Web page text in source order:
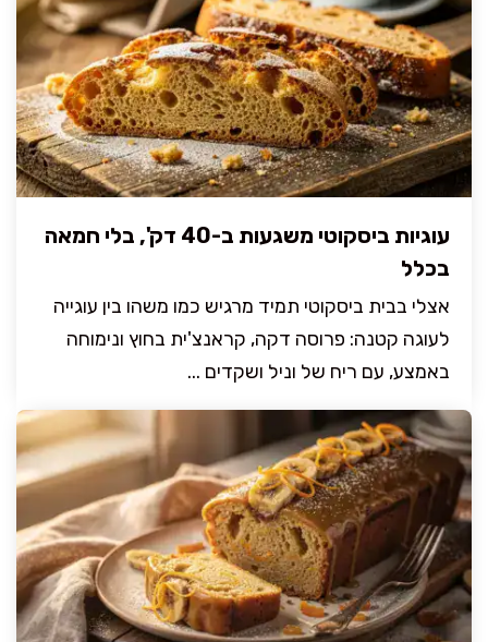
עוגיות ביסקוטי משגעות ב-40 דק', בלי חמאה
בכלל
אצלי בבית ביסקוטי תמיד מרגיש כמו משהו בין עוגייה
לעוגה קטנה: פרוסה דקה, קראנצ'ית בחוץ ונימוחה
באמצע, עם ריח של וניל ושקדים ...